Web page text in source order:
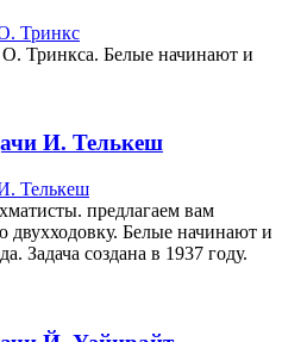
Тринкса. Белые начинают и
И. Телькеш
предлагаем вам
двухходовку. Белые начинают и
Задача создана в 1937 году.